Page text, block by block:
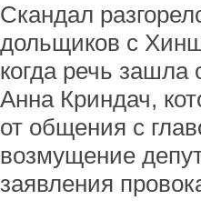
Скандал
дольщиков с
когда речь
Анна Криндач,
от общения с
возмущение
заявления